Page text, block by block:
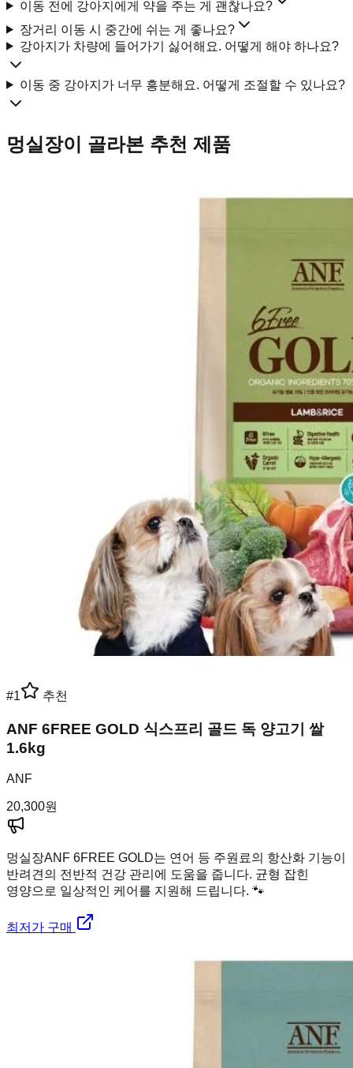
이동 전에 강아지에게 약을 주는 게 괜찮나요?
장거리 이동 시 중간에 쉬는 게 좋나요?
강아지가 차량에 들어가기 싫어해요. 어떻게 해야 하나요?
이동 중 강아지가 너무 흥분해요. 어떻게 조절할 수 있나요?
멍실장이 골라본 추천 제품
#1 추천
ANF 6FREE GOLD 식스프리 골드 독 양고기 쌀
1.6kg
ANF
20,300원
멍실장ANF 6FREE GOLD는 연어 등 주원료의 항산화 기능이
반려견의 전반적 건강 관리에 도움을 줍니다. 균형 잡힌
영양으로 일상적인 케어를 지원해 드립니다. 🐾
최저가 구매